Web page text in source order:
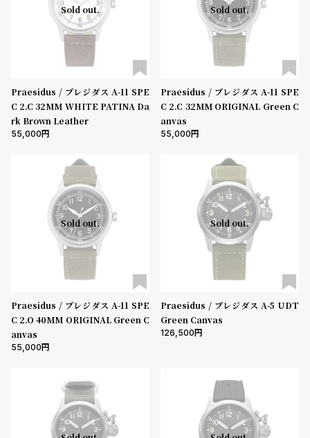
Sold out.
Praesidus / プレジダス A-11 SPE
C 2.C 32MM WHITE PATINA Da
rk Brown Leather
55,000
Sold out.
Praesidus / プレジダス A-11 SPE
C 2.C 32MM ORIGINAL Green C
anvas
55,000
Sold out.
Praesidus / プレジダス A-11 SPE
C 2.O 40MM ORIGINAL Green C
anvas
55,000
Sold out.
Praesidus / プレジダス A-5 UDT
Green Canvas
126,500